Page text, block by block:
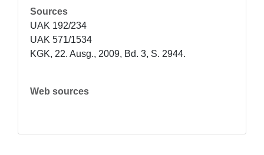
Sources
UAK 192/234
UAK 571/1534
KGK, 22. Ausg., 2009, Bd. 3, S. 2944.
Web sources